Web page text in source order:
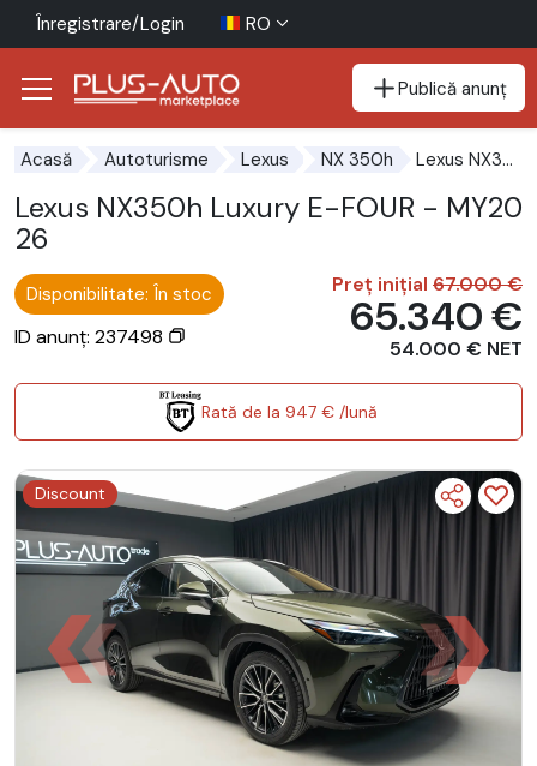
Înregistrare/Login RO
Publică anunț
Acasă Autoturisme Lexus NX 350h Lexus NX350h Luxury E-FOUR - MY2026
Lexus NX350h Luxury E-FOUR - MY20
26
Disponibilitate: În stoc
ID anunț: 237498
Preț inițial 67.000 €
65.340 €
54.000 € NET
Rată de la 947 € /lună
Discount